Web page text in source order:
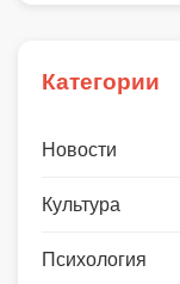
Категории
Новости
Культура
Психология